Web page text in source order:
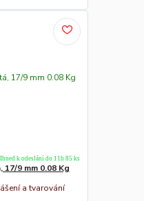
9 mm 0.08 Kg
a tvarování
Ihned k odeslání do 11h 85 ks